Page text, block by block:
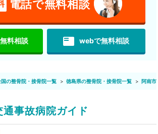
電話で無料相談
料相談 featured_play_list webで無料相談
国の整骨院・接骨院一覧 徳島県の整骨院・接骨院一覧 阿南市
通事故病院ガイド